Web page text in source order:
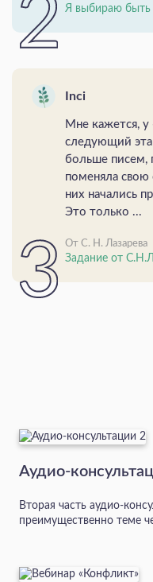
Я выбираю быть
Inci
Мне кажется, у
следующий
больше писем,
поменяла свою
них начались
Это только ...
От С. Н. Лазарева
Задание от
Аудио-
Вторая часть аудио-
преимущественно теме